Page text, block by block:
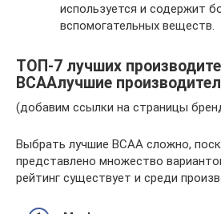
используется и содержит
вспомогательных веществ.
ТОП-7 лучших
BCAAлучшие
(добавим ссылки на страницы
Выбрать лучшие BCAA сложно,
представлено множество
рейтинг существует и среди